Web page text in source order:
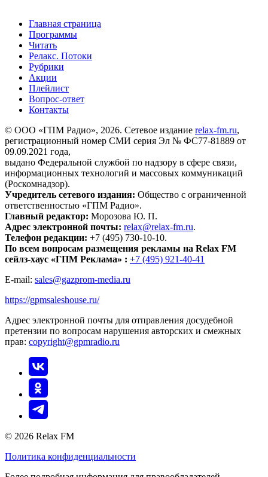
Главная страница
Программы
Читать
Релакс. Потоки
Рубрики
Акции
Плейлист
Вопрос-ответ
Контакты
© ООО «ГПМ Радио», 2026. Сетевое издание relax-fm.ru,
регистрационный номер СМИ серия Эл № ФС77-81889 от
09.09.2021 года,
выдано Федеральной службой по надзору в сфере связи,
информационных технологий и массовых коммуникаций
(Роскомнадзор).
Учредитель сетевого издания: Общество с ограниченной
ответственностью «ГПМ Радио».
Главный редактор: Морозова Ю. П.
Адрес электронной почты: relax@relax-fm.ru.
Телефон редакции: +7 (495) 730-10-10.
По всем вопросам размещения рекламы на Relax FM
сейлз-хаус «ГПМ Реклама» : +7 (495) 921-40-41
E-mail: sales@gazprom-media.ru
https://gpmsaleshouse.ru/
Адрес электронной почты для отправления досудебной
претензии по вопросам нарушения авторских и смежных
прав: copyright@gpmradio.ru
© 2026 Relax FM
Политика конфиденциальности